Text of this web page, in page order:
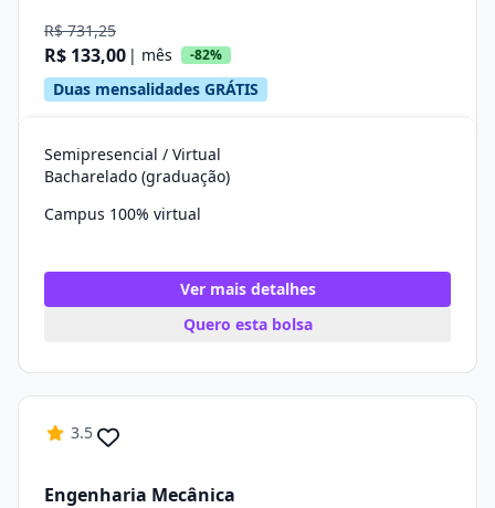
R$ 731,25
R$ 133,00 | mês -82%
Duas mensalidades GRÁTIS
Semipresencial / Virtual
Bacharelado (graduação)
Campus 100% virtual
Ver mais detalhes
Quero esta bolsa
3.5
Engenharia Mecânica